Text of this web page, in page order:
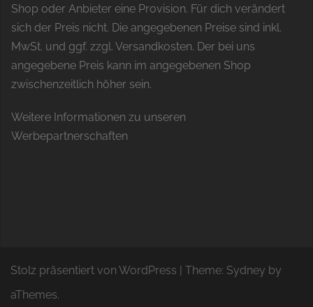
Shop oder Anbieter eine Provision. Für dich verändert
sich der Preis nicht. Die angegebenen Preise sind inkl.
MwSt. und ggf. zzgl. Versandkosten. Der bei uns
angegebene Preis kann im angegebenen Shop
zwischenzeitlich höher sein.
Weitere Informationen zu unseren
Werbepartnerschaften
Stolz präsentiert von WordPress | Theme: Sydney by
aThemes.